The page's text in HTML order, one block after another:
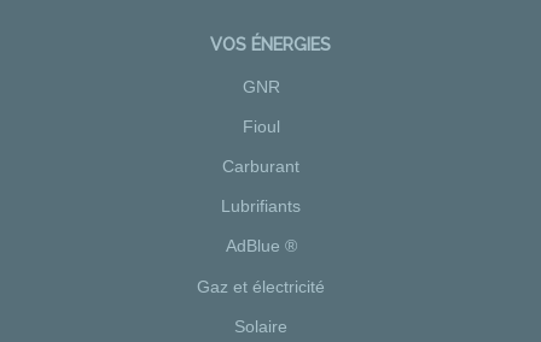
VOS ÉNERGIES
GNR
Fioul
Carburant
Lubrifiants
AdBlue ®
Gaz et électricité
Solaire